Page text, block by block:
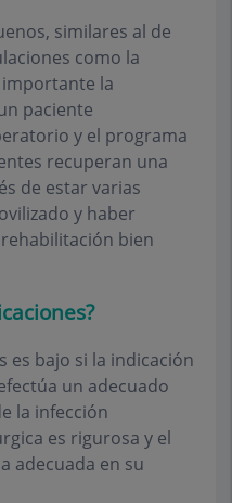
similares al de
como la
importante la
paciente
y el programa
recuperan una
de estar varias
y haber
bien
es bajo si la indicación
un adecuado
la infección
es rigurosa y el
adecuada en su